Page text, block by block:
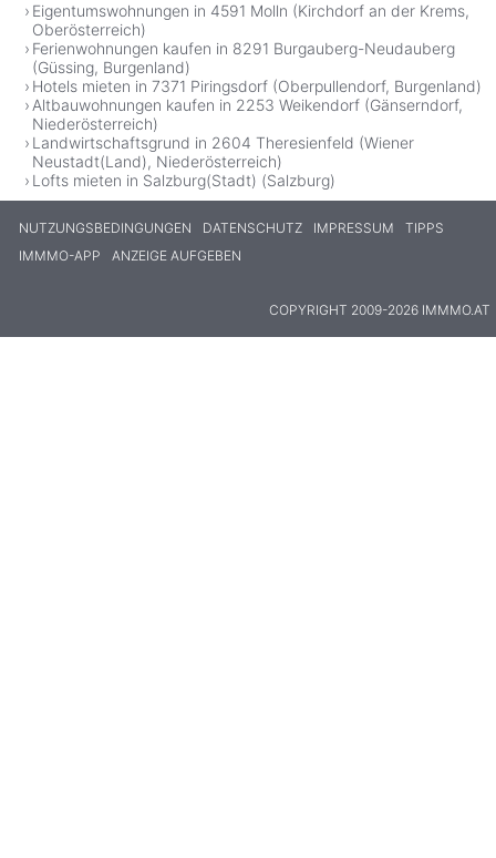
Eigentumswohnungen in 4591 Molln (Kirchdorf an der Krems,
Oberösterreich)
Ferienwohnungen kaufen in 8291 Burgauberg-Neudauberg
(Güssing, Burgenland)
Hotels mieten in 7371 Piringsdorf (Oberpullendorf, Burgenland)
Altbauwohnungen kaufen in 2253 Weikendorf (Gänserndorf,
Niederösterreich)
Landwirtschaftsgrund in 2604 Theresienfeld (Wiener
Neustadt(Land), Niederösterreich)
Lofts mieten in Salzburg(Stadt) (Salzburg)
NUTZUNGSBEDINGUNGEN DATENSCHUTZ IMPRESSUM
TIPPS
IMMMO-APP
ANZEIGE AUFGEBEN
COPYRIGHT 2009-2026 IMMMO.AT